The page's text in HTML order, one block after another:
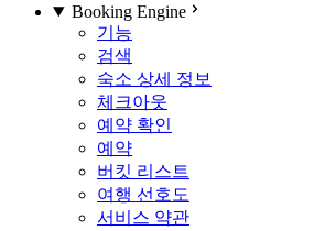
Booking Engine
기능
검색
숙소 상세 정보
체크아웃
예약 확인
예약
버킷 리스트
여행 선호도
서비스 약관